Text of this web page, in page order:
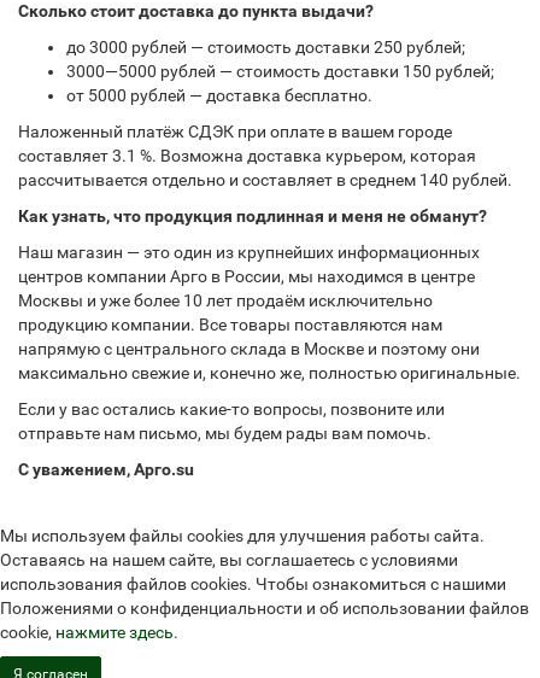
Сколько стоит доставка до пункта выдачи?
до 3000 рублей — стоимость доставки 250 рублей;
3000—5000 рублей — стоимость доставки 150 рублей;
от 5000 рублей — доставка бесплатно.
Наложенный платёж СДЭК при оплате в вашем городе
составляет 3.1 %. Возможна доставка курьером, которая
рассчитывается отдельно и составляет в среднем 140 рублей.
Как узнать, что продукция подлинная и меня не обманут?
Наш магазин — это один из крупнейших информационных
центров компании Арго в России, мы находимся в центре
Москвы и уже более 10 лет продаём исключительно
продукцию компании. Все товары поставляются нам
напрямую с центрального склада в Москве и поэтому они
максимально свежие и, конечно же, полностью оригинальные.
Если у вас остались какие-то вопросы, позвоните или
отправьте нам письмо, мы будем рады вам помочь.
С уважением, Арго.su
Мы используем файлы cookies для улучшения работы сайта.
Оставаясь на нашем сайте, вы соглашаетесь с условиями
использования файлов cookies. Чтобы ознакомиться с нашими
Положениями о конфиденциальности и об использовании файлов
cookie, нажмите здесь.
Я согласен